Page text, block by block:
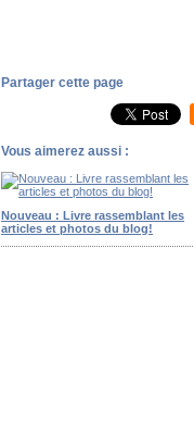
Partager cette page
Vous aimerez aussi :
Nouveau : Livre rassemblant les
articles et photos du blog!